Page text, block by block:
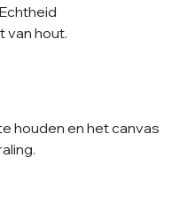
van hout.
houden en het canvas